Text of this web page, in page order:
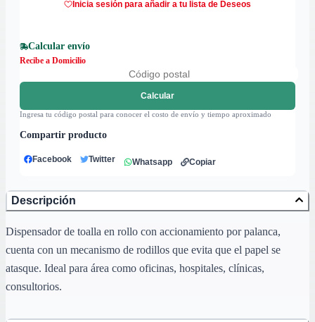
Inicia sesión para añadir a tu lista de Deseos
Calcular envío
Recibe a Domicilio
Calcular
Ingresa tu código postal para conocer el costo de envío y tiempo aproximado
Compartir producto
Facebook Twitter Whatsapp Copiar
Descripción
Dispensador de toalla en rollo con accionamiento por palanca,
cuenta con un mecanismo de rodillos que evita que el papel se
atasque. Ideal para área como oficinas, hospitales, clínicas,
consultorios.